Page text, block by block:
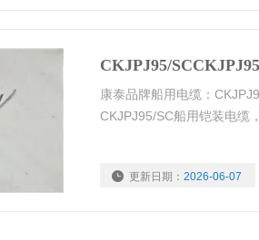
CKJPJ95/
康泰品牌船用电缆：
CKJPJ95/SC船用铠装电缆
更新日期： 2026-06-07